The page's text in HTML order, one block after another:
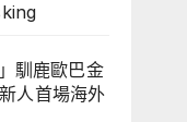
馴鹿歐巴金
人首場海外